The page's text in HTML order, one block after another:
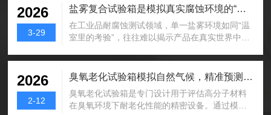
路电流更大、温升更猛，热失控来得更快更烈。
常温下可能只...
（ACIR），短路试验中的内阻计算基于大电流瞬
与瞬态负载电压的差值，结合峰值电流或稳态电
流数据，利用欧姆定律进行求解。这一计算过程
不仅反映了电池的欧姆内阻（R_ohm），也包含
安全边界下能量释放能力的重要依据。一、计算
原理...
2026
3-29
盐雾复合试验箱是模拟真实腐蚀环境的“全能考场”
在工业品耐腐蚀测试领域，单一盐雾环境如同“温
室里的考验”，往往难以揭示产品在真实世界中的
台户外基站经历海风与日晒的交替，材料承受的
不仅是盐分侵蚀，更是温度骤变与干湿循环的叠
杂严酷的服役环境而生，它集盐雾、干燥、湿热
功能于一体，成为现代制造业验证产品可靠性
2026
2-12
臭氧老化试验箱模拟自然气候，精准预测试材料寿命
臭氧老化试验箱是专门设计用于评估高分子材料
在臭氧环境下耐老化性能的精密设备。通过模拟